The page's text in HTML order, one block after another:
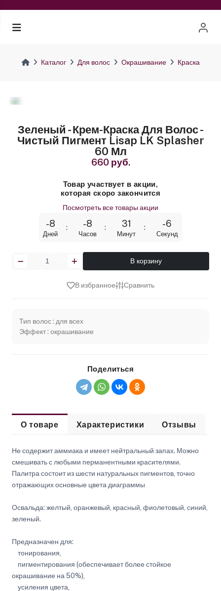
Каталог Для волос Окрашивание Краска
Зеленый - Крем-Краска Для Волос -
Чистый Пигмент Lisap LK Splasher
60 Мл
660 руб.
Товар участвует в акции,
которая скоро закончится
Посмотреть все товары акции
-8
Дней
-8
Часов
31
Минут
-6
Секунд
В корзину
В избранное Сравнить
Тип волос : для всех
Эффект : окрашивание
Поделиться
О товаре Характеристики Отзывы
Не содержит аммиака и имеет нейтральный запах. Можно
смешивать с любыми перманентными красителями.
Палитра состоит из шести натуральных пигментов, точно
отражающих основные цвета диаграммы
Освальда: желтый, оранжевый, красный, фиолетовый, синий,
зеленый.
Предназначен для:
тонирования,
пигментирования (обеспечивает более стойкое
окрашивание на 50%),
усиления цвета,